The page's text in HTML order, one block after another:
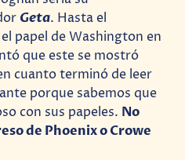
Geta. Hasta el
papel de Washington en
que este se mostró
cuanto terminó de leer
porque sabemos que
con sus papeles. No
de Phoenix o Crowe